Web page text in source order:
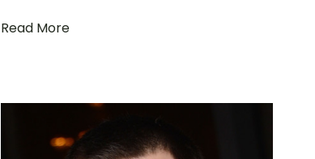
Read More